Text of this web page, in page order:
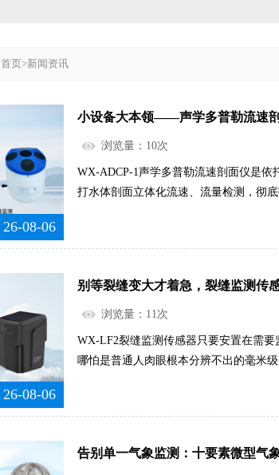
首页>新闻资讯
26-08-06
小设备大本领——声学多普勒流速
浏览量：10次
WX-ADCP-1声学多普勒流速剖面仪是
打水体剖面立体化流速、流量检测，彻
结构和实时流量情况，真实展现水体动
水域，都能稳定适配使用，无需接触水
各类水文工作提供完整、真实、立体的数
26-08-06
别等裂缝变大才着急，裂缝监测传
浏览量：11次
WX-LF2裂缝监测传感器只要安置在需要
哪怕是普通人肉眼根本分辨不出的毫米
员不用到现场，就能随时掌握裂缝的最
告别单一气象监测：十要素微型气